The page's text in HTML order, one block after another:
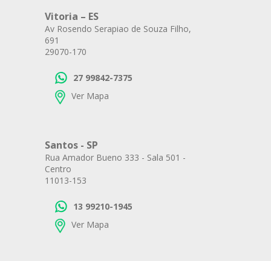
Vitoria – ES
Av Rosendo Serapiao de Souza Filho,
691
29070-170
27 99842-7375
Ver Mapa
Santos - SP
Rua Amador Bueno 333 - Sala 501 -
Centro
11013-153
13 99210-1945
Ver Mapa